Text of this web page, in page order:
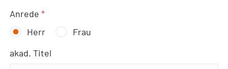
Anrede*
Herr
Frau
akad. Titel